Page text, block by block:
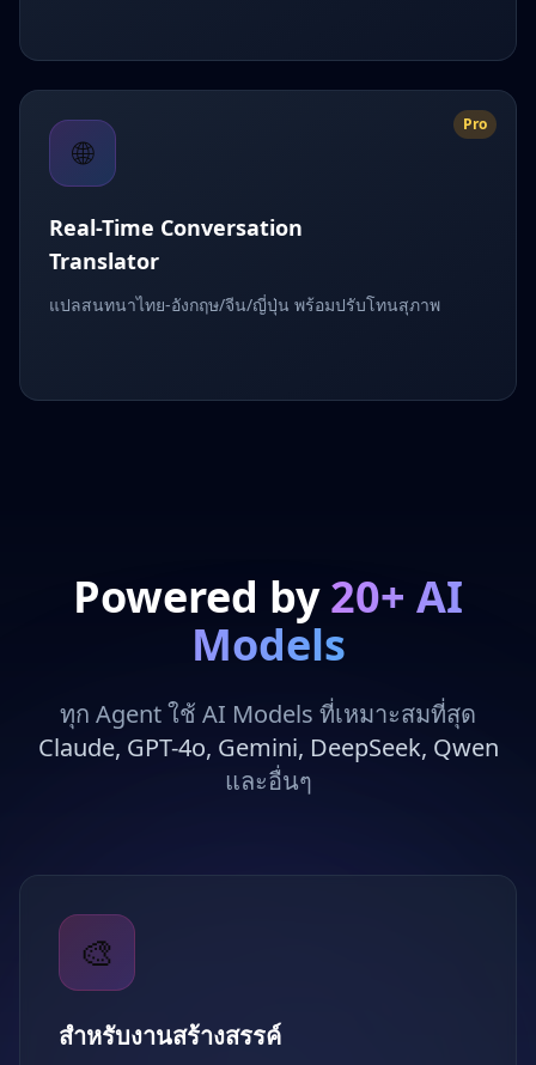
Pro
🌐
Real-Time Conversation
Translator
แปลสนทนาไทย-อังกฤษ/จีน/ญี่ปุ่น พร้อมปรับโทนสุภาพ
Powered by20+ AI
Models
ทุก Agent ใช้ AI Models ที่เหมาะสมที่สุด
Claude, GPT-4o, Gemini, DeepSeek, Qwen
และอื่นๆ
🎨
สำหรับงานสร้างสรรค์